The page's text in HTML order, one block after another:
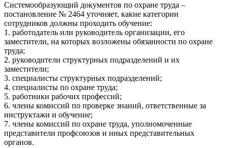
Системообразующий документов по охране труда –
постановление № 2464 уточняет, какие категории
сотрудников должны проходить обучение:
1. работодатель или руководитель организации, его
заместители, на которых возложены обязанности по охране
труда;
2. руководители структурных подразделений и их
заместители;
3. специалисты структурных подразделений;
4. специалисты по охране труда;
5. работники рабочих профессий;
6. члены комиссий по проверке знаний, ответственные за
инструктажи и обучение;
7. члены комиссий по охране труда, уполномоченные
представители профсоюзов и иных представительных
органов.